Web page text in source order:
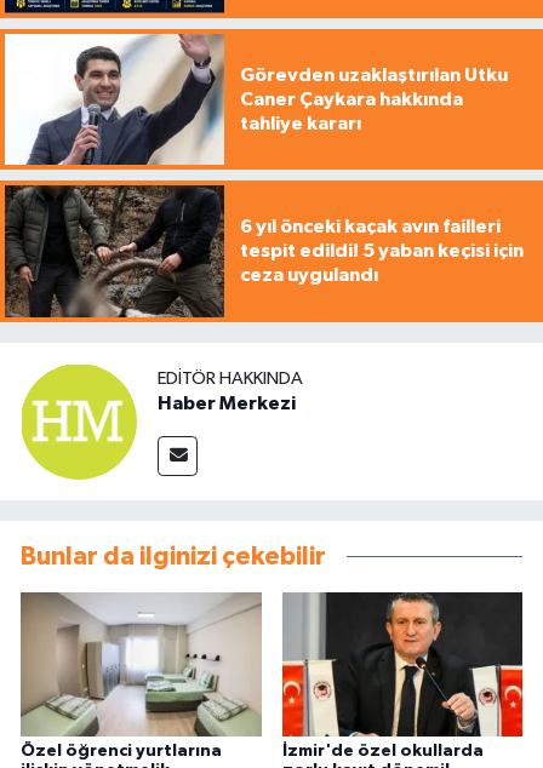
Görevden uzaklaştırılan Utku
Caner Çaykara hakkında
tahliye kararı
6 yıl önceki kaçak avın failleri
tespit edildi! 5 yaban keçisi için
ceza uygulandı
EDITÖR HAKKINDA
Haber Merkezi
Bunlar da ilginizi çekebilir
Özel öğrenci yurtlarına
İzmir'de özel okullarda